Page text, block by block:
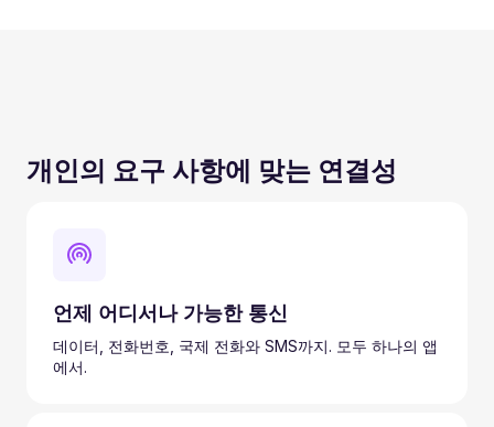
개인의 요구 사항에 맞는 연결성
언제 어디서나 가능한 통신
데이터, 전화번호, 국제 전화와 SMS까지. 모두 하나의 앱
에서.